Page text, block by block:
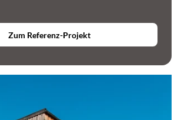
Zum Referenz-Projekt